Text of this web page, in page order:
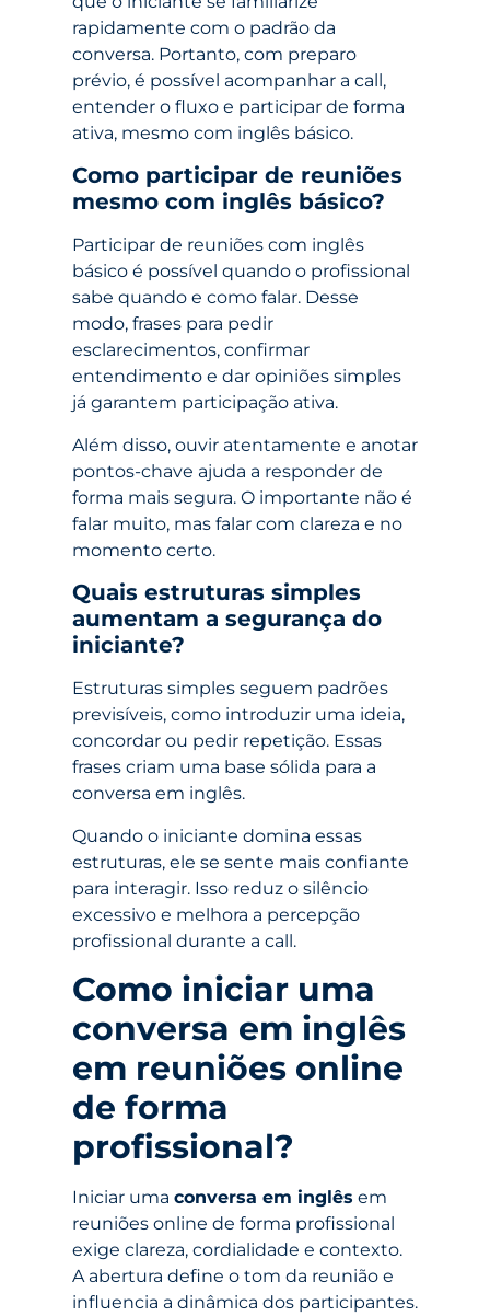
rapidamente com o padrão da
conversa. Portanto, com preparo
prévio, é possível acompanhar a call,
entender o fluxo e participar de forma
ativa, mesmo com inglês básico.
Como participar de reuniões
mesmo com inglês básico?
Participar de reuniões com inglês
básico é possível quando o profissional
sabe quando e como falar. Desse
modo, frases para pedir
esclarecimentos, confirmar
entendimento e dar opiniões simples
já garantem participação ativa.
Além disso, ouvir atentamente e anotar
pontos-chave ajuda a responder de
forma mais segura. O importante não é
falar muito, mas falar com clareza e no
momento certo.
Quais estruturas simples
aumentam a segurança do
iniciante?
Estruturas simples seguem padrões
previsíveis, como introduzir uma ideia,
concordar ou pedir repetição. Essas
frases criam uma base sólida para a
conversa em inglês.
Quando o iniciante domina essas
estruturas, ele se sente mais confiante
para interagir. Isso reduz o silêncio
excessivo e melhora a percepção
profissional durante a call.
Como iniciar uma
conversa em inglês
em reuniões online
de forma
profissional?
Iniciar uma conversa em inglês em
reuniões online de forma profissional
exige clareza, cordialidade e contexto.
A abertura define o tom da reunião e
influencia a dinâmica dos participantes.